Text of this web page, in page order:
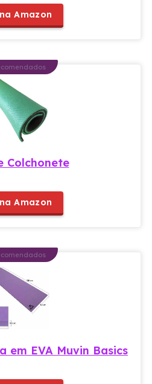
Amazon
Colchonete
Amazon
em EVA Muvin Basics